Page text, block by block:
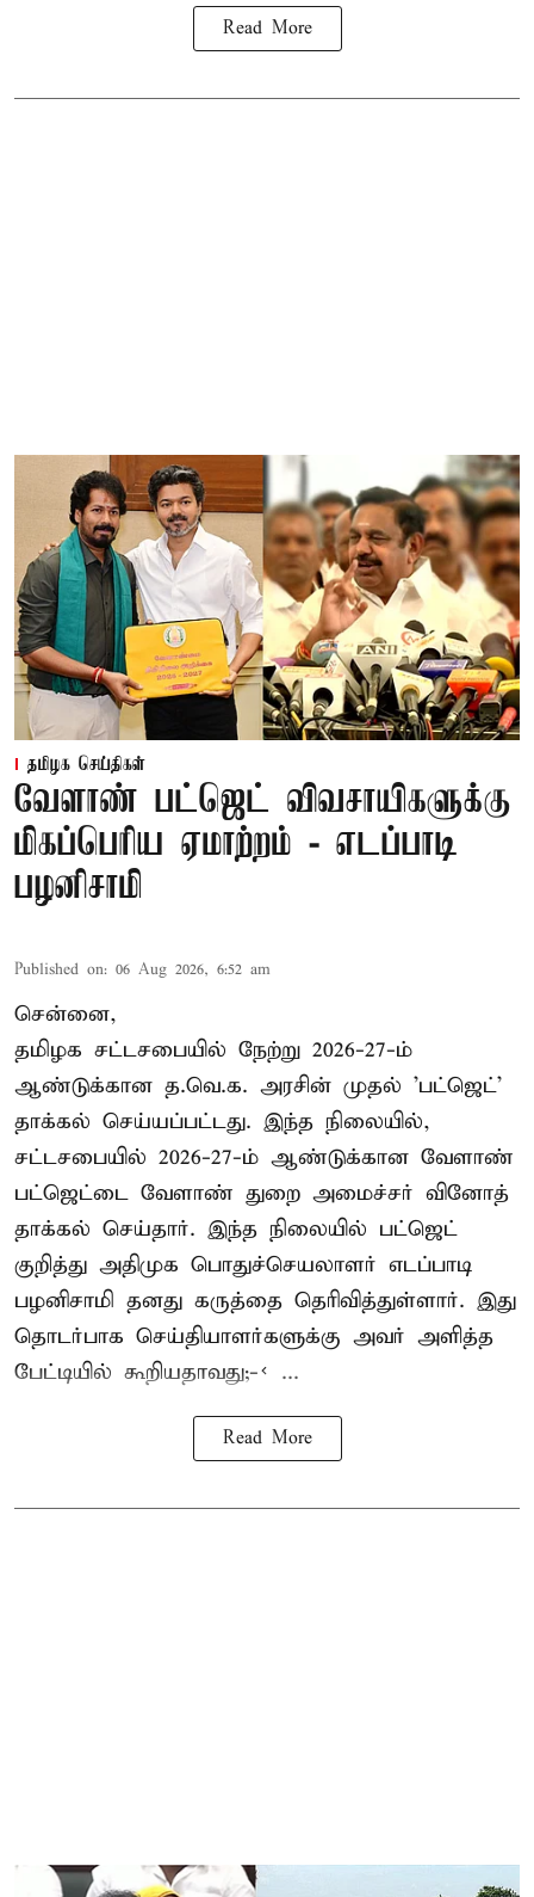
Read More
தமிழக செய்திகள்
வேளாண் பட்ஜெட் விவசாயிகளுக்கு
மிகப்பெரிய ஏமாற்றம் - எடப்பாடி
பழனிசாமி
Published on: 06 Aug 2026, 6:52 am
சென்னை,
தமிழக சட்டசபையில் நேற்று 2026-27-ம்
ஆண்டுக்கான த.வெ.க. அரசின் முதல் 'பட்ஜெட்'
தாக்கல் செய்யப்பட்டது. இந்த நிலையில்,
சட்டசபையில் 2026-27-ம் ஆண்டுக்கான வேளாண்
பட்ஜெட்டை வேளாண் துறை அமைச்சர் வினோத்
தாக்கல் செய்தார். இந்த நிலையில் பட்ஜெட்
குறித்து அதிமுக பொதுச்செயலாளர் எடப்பாடி
பழனிசாமி தனது கருத்தை தெரிவித்துள்ளார். இது
தொடர்பாக செய்தியாளர்களுக்கு அவர் அளித்த
பேட்டியில் கூறியதாவது;-< ...
Read More